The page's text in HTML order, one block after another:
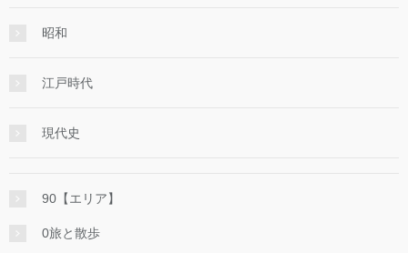
昭和
江戸時代
現代史
90【エリア】
0旅と散歩